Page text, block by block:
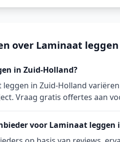
over Laminaat
in Zuid-Holland?
in Zuid-Holland
Vraag gratis offertes aan
voor Laminaat leggen